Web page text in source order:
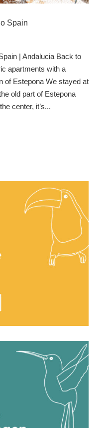
Spain
| Andalucia Back to
apartments with a
of Estepona We stayed at
old part of Estepona
center, it’s...